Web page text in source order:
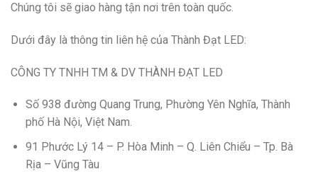
Chúng tôi sẽ giao hàng tận nơi trên toàn quốc.
Dưới đây là thông tin liên hệ của Thành Đạt LED:
CÔNG TY TNHH TM & DV THÀNH ĐẠT LED
Số 938 đường Quang Trung, Phường Yên Nghĩa, Thành
phố Hà Nội, Việt Nam.
91 Phước Lý 14 – P. Hòa Minh – Q. Liên Chiểu – Tp. Bà
Rịa – Vũng Tàu